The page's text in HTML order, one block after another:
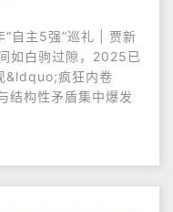
自主5强”巡礼 | 贾新
如白驹过隙，2025已
&ldquo;疯狂内卷
结构性矛盾集中爆发